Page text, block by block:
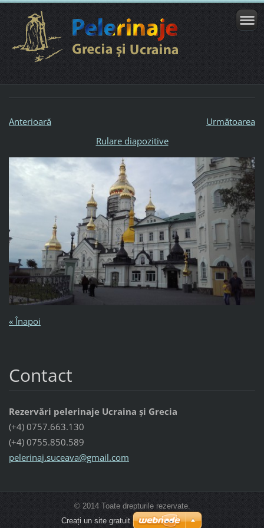
Anterioară
Următoarea
Rulare diapozitive
« Înapoi
Contact
Rezervări pelerinaje Ucraina și Grecia
(+4) 0757.663.130
(+4) 0755.850.589
pelerinaj.suceava@gmail.com
© 2014 Toate drepturile rezervate.
Creați un site gratuit